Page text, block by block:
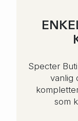
Specter
vanlig
som